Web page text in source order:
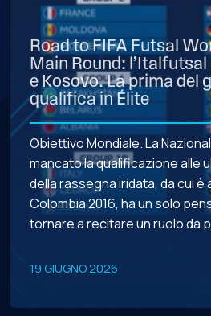
Road to FIFA Futsal
Main Round:
e Kosovo. La prima del
qualifica in Élite
Obiettivo Mondiale. La
mancato la qualificazione alle
della rassegna iridata, da cui è
Colombia 2016, ha un solo
tornare a recitare un ruolo da
World Cup, in programma nel
19 GIUGNO 2026